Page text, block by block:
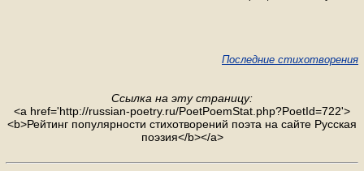
Последние стихотворения
Ссылка на эту страницу:
<a href='http://russian-poetry.ru/PoetPoemStat.php?PoetId=722'>
<b>Рейтинг популярности стихотворений поэта на сайте Русская
поэзия</b></a>